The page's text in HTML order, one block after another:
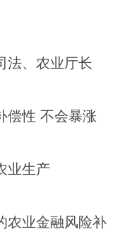
法、农业厅长
偿性 不会暴涨
业生产
农业金融风险补